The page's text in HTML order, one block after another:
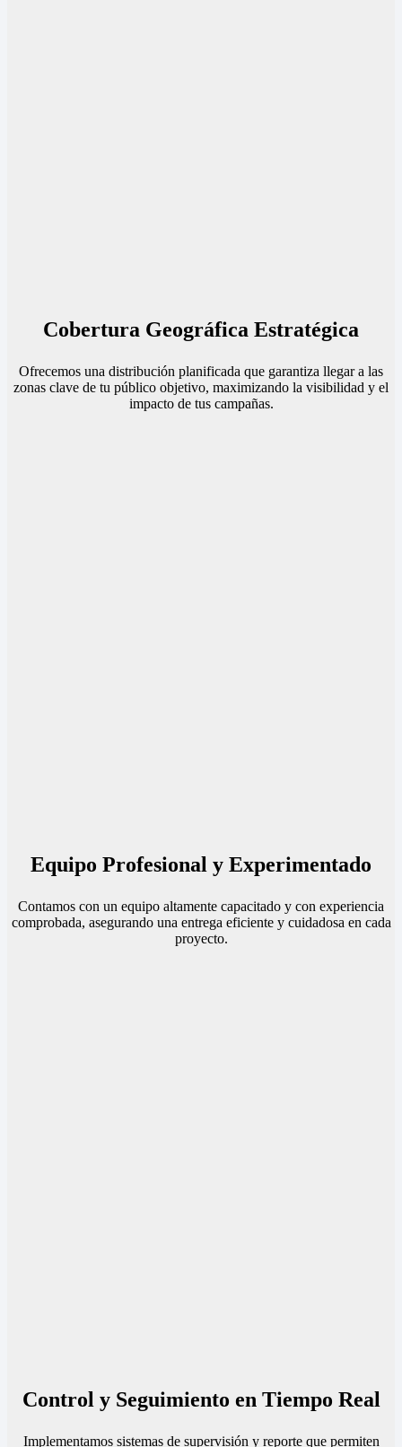
Cobertura Geográfica Estratégica
Ofrecemos una distribución planificada que garantiza llegar a las
zonas clave de tu público objetivo, maximizando la visibilidad y el
impacto de tus campañas.
Equipo Profesional y Experimentado
Contamos con un equipo altamente capacitado y con experiencia
comprobada, asegurando una entrega eficiente y cuidadosa en cada
proyecto.
Control y Seguimiento en Tiempo Real
Implementamos sistemas de supervisión y reporte que permiten